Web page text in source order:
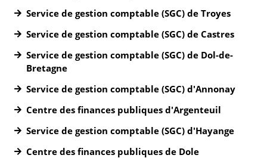
Service de gestion comptable (SGC) de Troyes
Service de gestion comptable (SGC) de Castres
Service de gestion comptable (SGC) de Dol-de-
Bretagne
Service de gestion comptable (SGC) d'Annonay
Centre des finances publiques d'Argenteuil
Service de gestion comptable (SGC) d'Hayange
Centre des finances publiques de Dole